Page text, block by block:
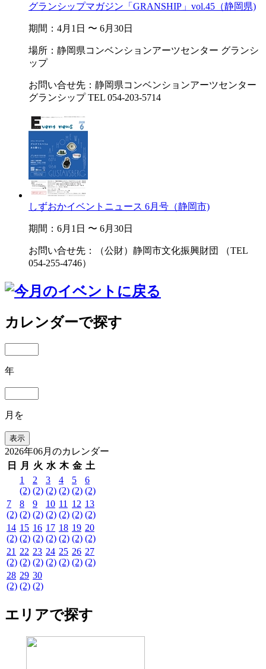
グランシップマガジン「GRANSHIP」vol.45（静岡県)
期間：4月1日 〜 6月30日
場所：静岡県コンベンションアーツセンター グランシ
ップ
お問い合せ先：静岡県コンベンションアーツセンター
グランシップ TEL 054-203-5714
しずおかイベントニュース 6月号（静岡市)
期間：6月1日 〜 6月30日
お問い合せ先：（公財）静岡市文化振興財団 （TEL
054-255-4746）
カレンダーで探す
年
月を
2026年06月のカレンダー
日
月 火 水 木 金 土
1
(2)
2
(2)
3
(2)
4
(2)
5
(2)
6
(2)
7
(2)
8
(2)
9
(2)
10
(2)
11
(2)
12
(2)
13
(2)
14
(2)
15
(2)
16
(2)
17
(2)
18
(2)
19
(2)
20
(2)
21
(2)
22
(2)
23
(2)
24
(2)
25
(2)
26
(2)
27
(2)
28
(2)
29
(2)
30
(2)
エリアで探す